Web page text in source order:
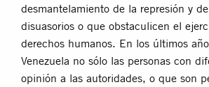
desmantelamiento de la represión y
disuasorios o que obstaculicen el
derechos humanos. En los últimos
Venezuela no sólo las personas con
opinión a las autoridades, o que son